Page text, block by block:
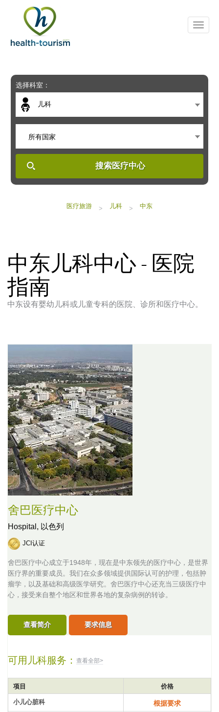
includes
system.
选择科室：
儿科
所有国家
搜索医疗中心
医疗旅游 > 儿科 > 中东
中东儿科中心 - 医院
指南
中东设有婴幼儿科或儿童专科的医院、诊所和医疗中心。
舍巴医疗中心
Hospital, 以色列
JCI认证
舍巴医疗中心成立于1948年，现在是中东领先的医疗中心，是世界
医疗界的重要成员。我们在众多领域提供国际认可的护理，包括肿
瘤学，以及基础和高级医学研究。舍巴医疗中心还充当三级医疗中
心，接受来自整个地区和世界各地的复杂病例的转诊。
查看简介 要求信息
可用儿科服务： 查看全部>
项目 价格
小儿心脏科 根据要求